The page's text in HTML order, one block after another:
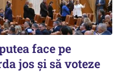
face pe
jos și să voteze